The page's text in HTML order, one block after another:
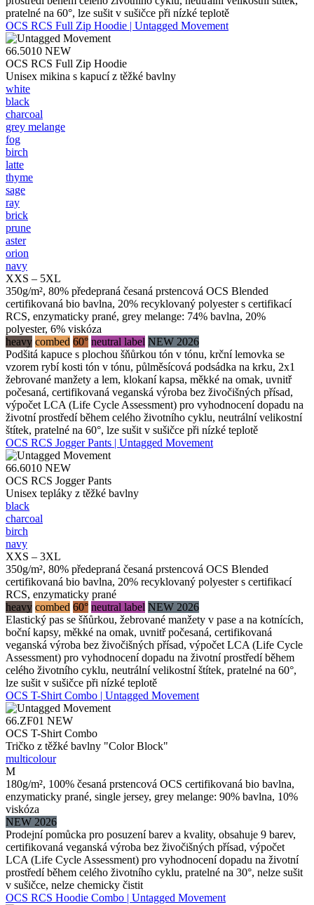
pratelné na 60°, lze sušit v sušičce při nízké teplotě
OCS RCS Full Zip Hoodie | Untagged Movement
66.5010 NEW
OCS RCS Full Zip Hoodie
Unisex mikina s kapucí z těžké bavlny
white
black
charcoal
grey melange
fog
birch
latte
thyme
sage
ray
brick
prune
aster
orion
navy
XXS – 5XL
350g/m², 80% předepraná česaná prstencová OCS Blended
certifikovaná bio bavlna, 20% recyklovaný polyester s certifikací
RCS, enzymaticky prané, grey melange: 74% bavlna, 20%
polyester, 6% viskóza
heavy combed 60° neutral label NEW 2026
Podšitá kapuce s plochou šňůrkou tón v tónu, krční lemovka se
vzorem rybí kosti tón v tónu, půlměsícová podsádka na krku, 2x1
žebrované manžety a lem, klokaní kapsa, měkké na omak, uvnitř
počesaná, certifikovaná veganská výroba bez živočišných přísad,
výpočet LCA (Life Cycle Assessment) pro vyhodnocení dopadu na
životní prostředí během celého životního cyklu, neutrální velikostní
štítek, pratelné na 60°, lze sušit v sušičce při nízké teplotě
OCS RCS Jogger Pants | Untagged Movement
66.6010 NEW
OCS RCS Jogger Pants
Unisex tepláky z těžké bavlny
black
charcoal
birch
navy
XXS – 3XL
350g/m², 80% předepraná česaná prstencová OCS Blended
certifikovaná bio bavlna, 20% recyklovaný polyester s certifikací
RCS, enzymaticky prané
heavy combed 60° neutral label NEW 2026
Elastický pas se šňůrkou, žebrované manžety v pase a na kotnících,
boční kapsy, měkké na omak, uvnitř počesaná, certifikovaná
veganská výroba bez živočišných přísad, výpočet LCA (Life Cycle
Assessment) pro vyhodnocení dopadu na životní prostředí během
celého životního cyklu, neutrální velikostní štítek, pratelné na 60°,
lze sušit v sušičce při nízké teplotě
OCS T-Shirt Combo | Untagged Movement
66.ZF01 NEW
OCS T-Shirt Combo
Tričko z těžké bavlny "Color Block"
multicolour
M
180g/m², 100% česaná prstencová OCS certifikovaná bio bavlna,
enzymaticky prané, single jersey, grey melange: 90% bavlna, 10%
viskóza
NEW 2026
Prodejní pomůcka pro posuzení barev a kvality, obsahuje 9 barev,
certifikovaná veganská výroba bez živočišných přísad, výpočet
LCA (Life Cycle Assessment) pro vyhodnocení dopadu na životní
prostředí během celého životního cyklu, pratelné na 30°, nelze sušit
v sušičce, nelze chemicky čistit
OCS RCS Hoodie Combo | Untagged Movement